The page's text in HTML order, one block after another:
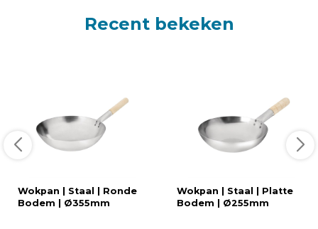
Recent bekeken
Wokpan | Staal | Ronde
Bodem | Ø355mm
Wokpan | Staal | Platte
Bodem | Ø255mm